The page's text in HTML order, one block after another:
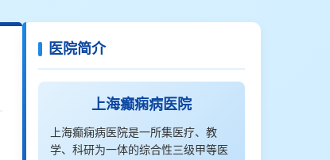
医院简介
上海癫痫病医院
上海癫痫病医院是一所集医疗、教
学、科研为一体的综合性三级甲等医